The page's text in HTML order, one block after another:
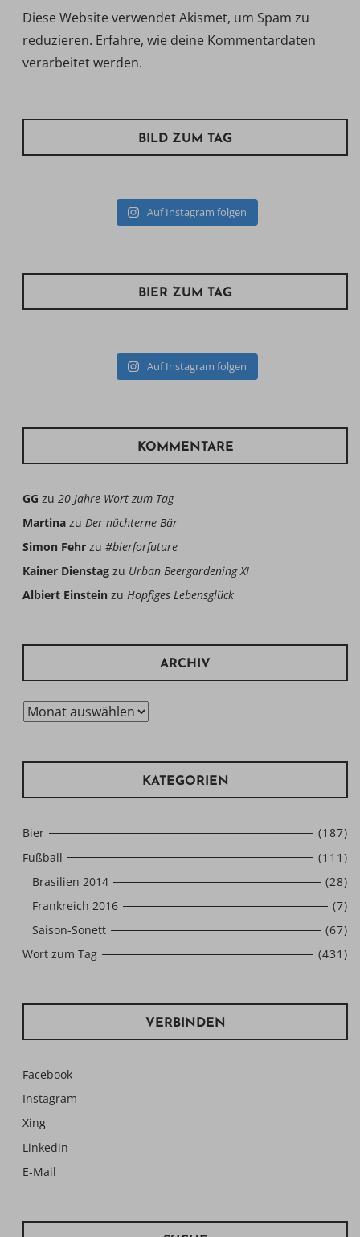
Diese Website verwendet Akismet, um Spam zu
reduzieren. Erfahre, wie deine Kommentardaten
verarbeitet werden.
BILD ZUM TAG
Auf Instagram folgen
BIER ZUM TAG
Auf Instagram folgen
KOMMENTARE
GG zu 20 Jahre Wort zum Tag
Martina zu Der nüchterne Bär
Simon Fehr zu #bierforfuture
Kainer Dienstag zu Urban Beergardening XI
Albiert Einstein zu Hopfiges Lebensglück
ARCHIV
Archiv
KATEGORIEN
Bier
(187)
Fußball
(111)
Brasilien 2014
(28)
Frankreich 2016
(7)
Saison-Sonett
(67)
Wort zum Tag
(431)
VERBINDEN
Facebook
Instagram
Xing
Linkedin
E-Mail